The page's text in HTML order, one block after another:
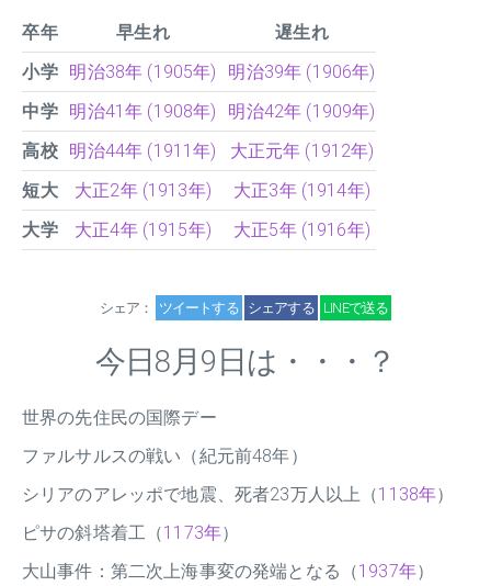
卒年 早生れ
遅生れ
小学 明治38年 (1905年)
明治39年 (1906年)
中学 明治41年 (1908年)
明治42年 (1909年)
高校 明治44年 (1911年)
大正元年 (1912年)
短大
大正2年 (1913年)
大正3年 (1914年)
大学
大正4年 (1915年) 大正5年 (1916年)
シェア： ツイートする シェアする LINEで送る
今日8月9日は・・・？
世界の先住民の国際デー
ファルサルスの戦い（紀元前48年）
シリアのアレッポで地震、死者23万人以上（1138年）
ピサの斜塔着工（1173年）
大山事件：第二次上海事変の発端となる（1937年）